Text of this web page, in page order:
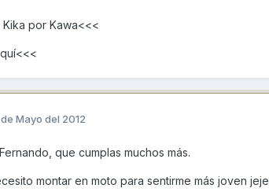
por Kawa<<<
de Mayo del 2012
que cumplas muchos más.
montar en moto para sentirme más joven jeje